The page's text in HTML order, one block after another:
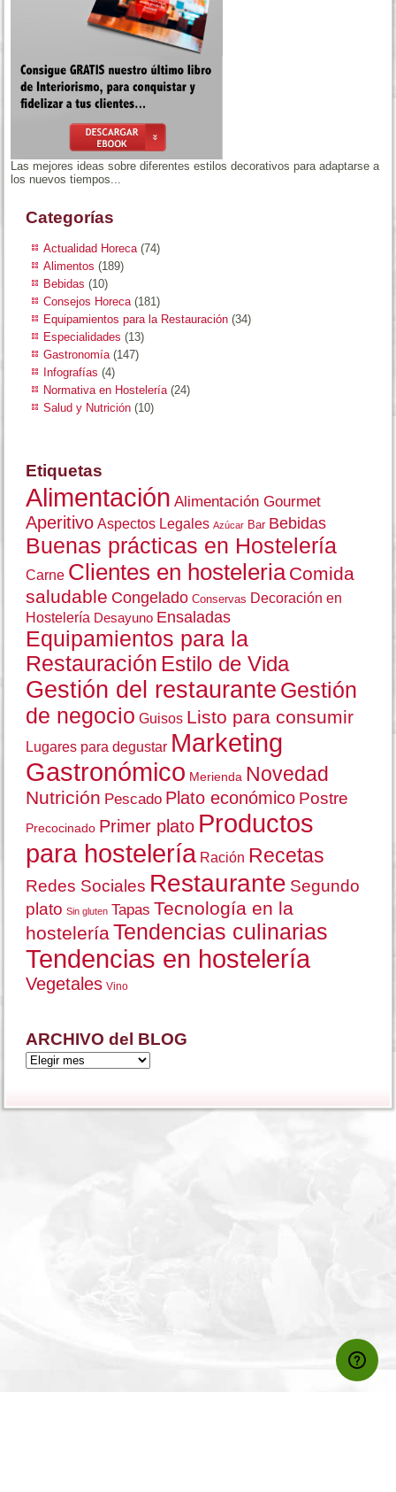
Las mejores ideas sobre diferentes estilos decorativos para adaptarse a
los nuevos tiempos...
Categorías
Actualidad Horeca(74)
Alimentos (189)
Bebidas (10)
Consejos Horeca(181)
Equipamientos para la Restauración (34)
Especialidades (13)
Gastronomía(147)
Infografías (4)
Normativa en Hostelería(24)
Salud y Nutrición (10)
Etiquetas
Alimentación Alimentación Gourmet
Aperitivo Aspectos Legales Azúcar Bar Bebidas
Buenas prácticas en Hostelería
Carne Clientes en hosteleriaComida
saludable Congelado Conservas Decoración en
Hostelería Desayuno Ensaladas
Equipamientos para la
Restauración Estilo de Vida
Gestión del restaurante Gestión
de negocio Guisos Listo para consumir
Lugares para degustar Marketing
Gastronómico Merienda Novedad
Nutrición Pescado Plato económico Postre
Precocinado Primer plato Productos
para hostelería Ración Recetas
Redes Sociales Restaurante Segundo
plato Sin gluten Tapas Tecnología en la
hosteleríaTendencias culinarias
Tendencias en hostelería
Vegetales Vino
ARCHIVO del BLOG